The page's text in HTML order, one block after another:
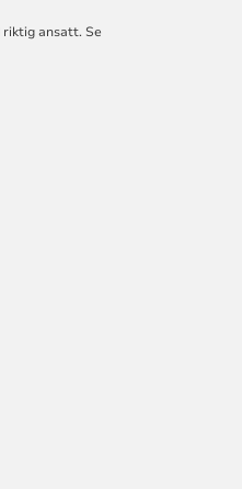
ansatt. Se